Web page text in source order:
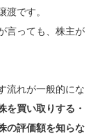
です。
言っても、株主が
流れが一般的にな
を買い取りする・
の評価額を知らな